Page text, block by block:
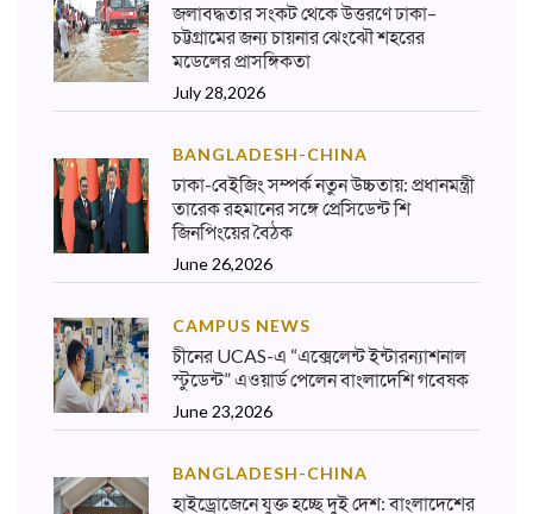
জলাবদ্ধতার সংকট থেকে উত্তরণে ঢাকা–
চট্টগ্রামের জন্য চায়নার ঝেংঝৌ শহরের
মডেলের প্রাসঙ্গিকতা
July 28,2026
BANGLADESH-CHINA
ঢাকা-বেইজিং সম্পর্ক নতুন উচ্চতায়: প্রধানমন্ত্রী
তারেক রহমানের সঙ্গে প্রেসিডেন্ট শি
জিনপিংয়ের বৈঠক
June 26,2026
CAMPUS NEWS
চীনের UCAS-এ “এক্সেলেন্ট ইন্টারন্যাশনাল
স্টুডেন্ট” এওয়ার্ড পেলেন বাংলাদেশি গবেষক
June 23,2026
BANGLADESH-CHINA
হাইড্রোজেনে যুক্ত হচ্ছে দুই দেশ: বাংলাদেশের